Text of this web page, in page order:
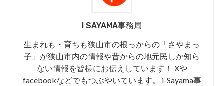
I SAYAMA事務局
生まれも・育ちも狭山市の根っからの「さやまっ
子」が狭山市内の情報や昔からの地元民しか知ら
ない情報を皆様にお伝えしています！ Xや
facebookなどでもつぶやいています。 i-Sayama事